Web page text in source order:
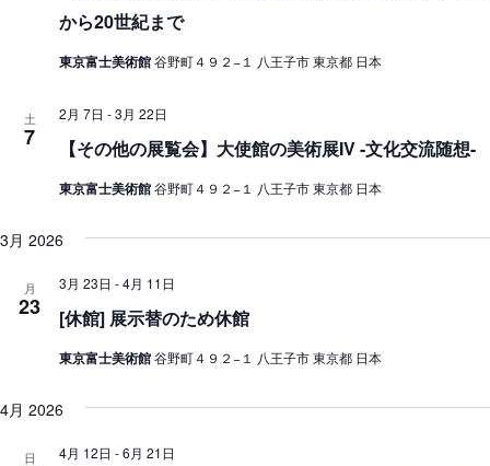
から20世紀まで
東京富士美術館谷野町４９２−１ 八王子市 東京都 日本
土
7 【その他の展覧会】大使館の美術展IV -文化交流随想-
2月 7日 -3月 22日
東京富士美術館谷野町４９２−１ 八王子市 東京都 日本
3月 2026
月
23 [休館] 展示替のため休館
3月 23日 -4月 11日
東京富士美術館谷野町４９２−１ 八王子市 東京都 日本
4月 2026
日 4月 12日 -6月 21日